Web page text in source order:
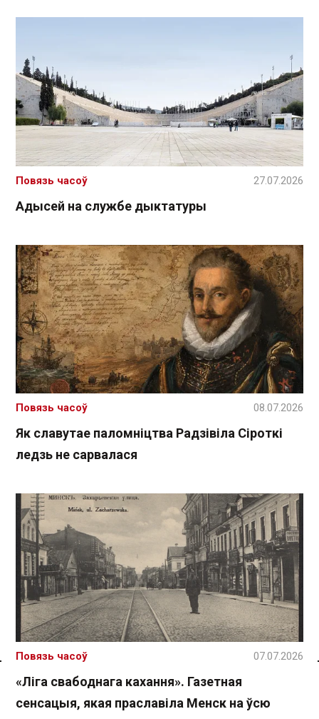
Спасылка без VPN
Адысей на службе дыктатуры
Повязь часоў 27.07.2026
Як славутае паломніцтва Радзівіла Сіроткі
ледзь не сарвалася
Повязь часоў 08.07.2026
«Ліга свабоднага кахання». Газетная
сенсацыя, якая праславіла Менск на ўсю
Повязь часоў 07.07.2026